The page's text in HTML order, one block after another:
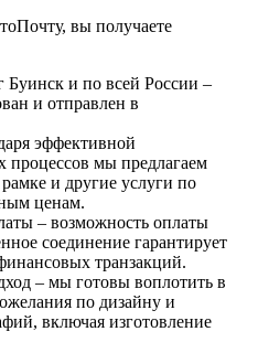
вы получаете
Буинск и по всей России –
и отправлен в
эффективной
процессов мы предлагаем
и другие услуги по
ценам.
– возможность оплаты
соединение гарантирует
транзакций.
– мы готовы воплотить в
по дизайну и
включая изготовление